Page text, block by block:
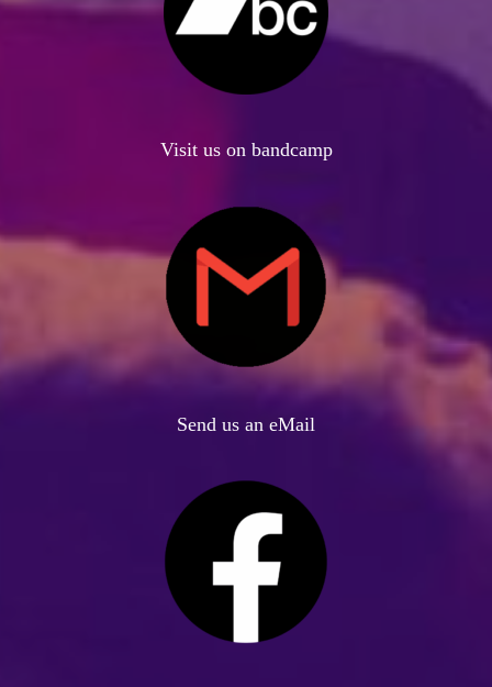
Visit us on bandcamp
Send us an eMail